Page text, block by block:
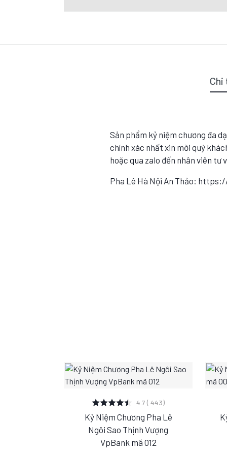
Sản phẩm kỷ niệm chương đa
chính xác nhất xin mời quý
hoặc qua zalo đến nhân viên tư
Pha Lê Hà Nội An Thảo:
XEM CHI TIẾT
S M L
4.7 ( 443)
Kỷ Niệm Chương Pha Lê
Ngôi Sao Thịnh Vượng
VpBank mã 012